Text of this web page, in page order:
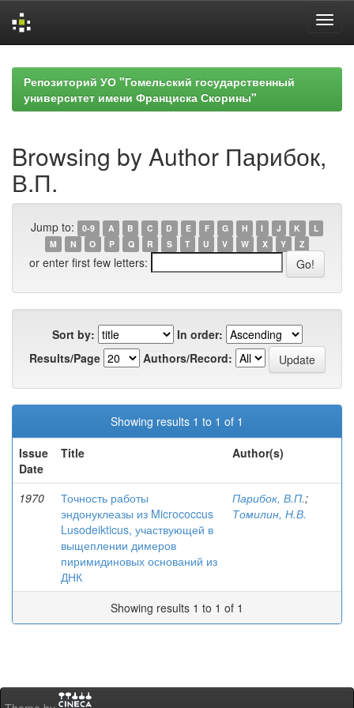
navigationРепозиторий УО "Гомельский государственный
университет имени Франциска Скорины"
Browsing by Author Парибок,
В.П.
Jump to: 0-9 A B C D E F G H I J K
L
M
N O P Q R S T U V W X Y Z
or enter first few letters:
Sort by:
In order:
Results/Page
Authors/Record:
Showing results 1 to 1 of 1
Issue
Date
Title Author(s)
1970
Точность работы
эндонуклеазы из Micrococcus
Lusodeikticus, участвующей в
выщеплении димеров
пиримидиновых оснований из
ДНК
Парибок, В.П.;
Томилин, Н.В.
Showing results 1 to 1 of 1